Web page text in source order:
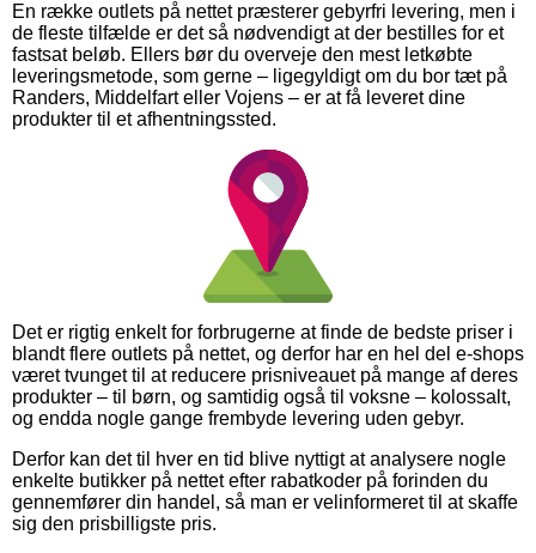
En række outlets på nettet præsterer gebyrfri levering, men i
de fleste tilfælde er det så nødvendigt at der bestilles for et
fastsat beløb. Ellers bør du overveje den mest letkøbte
leveringsmetode, som gerne – ligegyldigt om du bor tæt på
Randers, Middelfart eller Vojens – er at få leveret dine
produkter til et afhentningssted.
Det er rigtig enkelt for forbrugerne at finde de bedste priser i
blandt flere outlets på nettet, og derfor har en hel del e-shops
været tvunget til at reducere prisniveauet på mange af deres
produkter – til børn, og samtidig også til voksne – kolossalt,
og endda nogle gange frembyde levering uden gebyr.
Derfor kan det til hver en tid blive nyttigt at analysere nogle
enkelte butikker på nettet efter rabatkoder på forinden du
gennemfører din handel, så man er velinformeret til at skaffe
sig den prisbilligste pris.